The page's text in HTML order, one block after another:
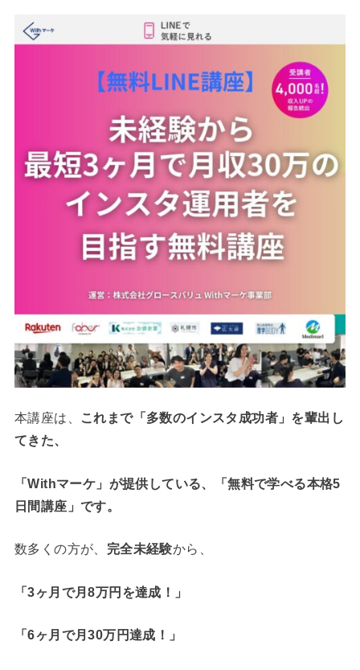
本講座は、
これまで「多数のインスタ成功者」を輩出し
てきた、
「Withマーケ」 が提供している、
「無料で学べる本格5
日間講座」です。
数多くの方が、 完全未経験から、
「3ヶ月で月8万円を達成！」
「6ヶ月で月30万円達成！」